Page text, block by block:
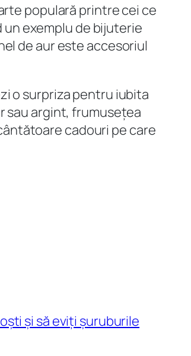
populară printre cei ce
exemplu de bijuterie
de aur este accesoriul
o surpriza pentru iubita
sau argint, frumusețea
cadouri pe care
și să eviți șuruburile